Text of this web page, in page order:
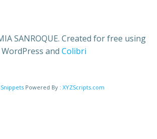
SANROQUE. Created for free using
WordPress and Colibri
Powered By : XYZScripts.com